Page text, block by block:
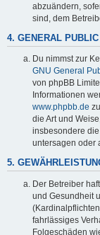
abzuändern,
sind, dem
4. GENERAL
Du nimmst zur
GNU General
von phpBB
Informationen
www.phpbb.de
die Art und
insbesondere
untersagen oder
5.
Der Betreiber
und Gesundheit
fahrlässiges
Folgeschäden